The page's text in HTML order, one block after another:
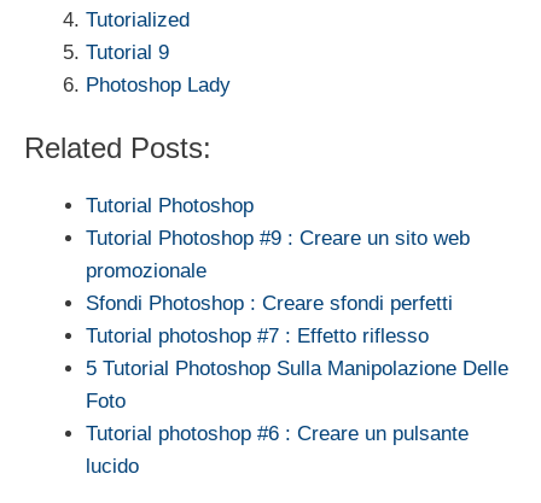
Tutorialized
Tutorial 9
Photoshop Lady
Related Posts:
Tutorial Photoshop
Tutorial Photoshop #9 : Creare un sito web
promozionale
Sfondi Photoshop : Creare sfondi perfetti
Tutorial photoshop #7 : Effetto riflesso
5 Tutorial Photoshop Sulla Manipolazione Delle
Foto
Tutorial photoshop #6 : Creare un pulsante
lucido